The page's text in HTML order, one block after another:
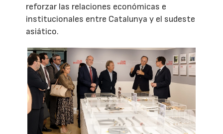
reforzar las relaciones económicas e
institucionales entre Catalunya y el sudeste
asiático.